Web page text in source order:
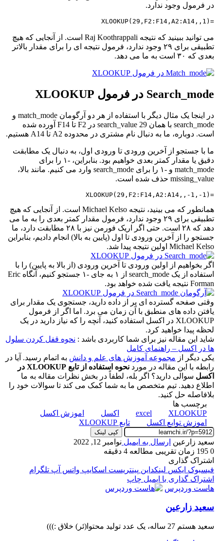
در فرمول وجود ندارد.
=XLOOKUP(29,F2:F14,A2:A14,,1)
می توانید ببینید که نتیجه Raj Koothrappali است. از آنجایی که هیچ
تطبیقی برای ۲۹ وجود ندارد، فرمول نتیجه ای را برای مقدار بالاتر
بعدی که ۳۰ است به ما می دهد.
Search_mode در فرمول XLOOKUP
در اینجا یک مثال دیگر با استفاده از هر دو آرگومان match_mode و
search_mode با همان search_value 29 در F2 تا F14 آورده شده
است. دوباره، ما به دنبال نام مشتری در محدوده A2 تا A14 هستیم.
ما با جستجو از آخرین ورودی تا ورودی اول، به دنبال یک مطابقت
دقیق یا مقدار کمتر بعدی خواهیم بود. بنابراین، -۱ را برای
match_mode و -۱ را برای search_mode وارد می کنیم. مانند بالا،
missing_value حذف شده است.
=XLOOKUP(29,F2:F14,A2:A14,,-1,-1)
همانطور که می بینید، نتیجه Michael Kelso است. از آنجایی که هیچ
تطبیقی برای ۲۹ وجود ندارد، فرمول مقدار کمتر بعدی را به ما می
دهد که ۲۸ است. حتی اگر اریک فورمن نیز با ۲۸ مطابقت دارد، ما
جستجو را از آخرین ورودی تا اول (پایین به بالا) انجام دادیم، بنابراین
Michael Kelso اولین نتیجه پیدا شد.
اگر بخواهیم از اولین ورودی تا آخرین ورودی (از بالا به پایین) را با
استفاده از یک search_mode از ۱ به جای -۱ جستجو کنیم، آنگاه Eric
Forman نتیجه یافت شده خواهد بود.
وقتی صفحه گسترده ای پر از داده دارید، جستجوی یک مقدار برای
یافتن داده های منطبق با آن زمان می برد. اما اگر از فرمول
XLOOKUP در اکسل استفاده کنید، آنچه را که نیاز دارید در یک
لحظه پیدا خواهید کرد.
شاید این مقاله نیز برای شما کاربردی باشد : نحوه قفل کردن سلول
ها در اکسل – راهنمای کامل
یکی دیگر از مجموعه آموزش های علم و دانش به اتمام رسید. آیا در
رابطه با این مقاله در مورد
نحوه استفاده از تابع XLOOKUP در
اکسل سوالی دارید؟ اگر بله، لطفاً در بخش نظرات مقاله به ما
اطلاع دهید. تیم متخصص ما به شما کمک می کند تا سوالات خود را
بلافاصله حل کنید.
برچسب ها
excel
XLOOKUP اکسل
اموزش اکسل
اموزش توابع اکسل
تابع XLOOKUP
کپی لینک
سعید زارعین ارسال به ایمیل نوامبر 12, 2022
0
زمان تقریبی مطالعه 4 دقیقه
اشتراک گذاری
فیسبوک ایکس لینکداین پینتریست اسکایپ واتس آپ تلگرام
اشتراک گذاری با ایمیل چاپ
هاست وردپرس
سعید زارعین
سعید هستم 27 ساله، یک عدد تولید محتوا(ئر) خلاق :)))